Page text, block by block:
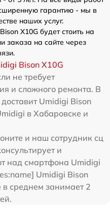
гарантию - мы в
наших услуг.
X10G будет стоить на
заказа на сайте через
Bison X10G
не требует
и сложного ремонта. В
Umidigi Bison
в Хабаровске и
и наш сотрудник сц
и
над смартфона Umidigi
Umidigi Bison
в среднем занимает 2